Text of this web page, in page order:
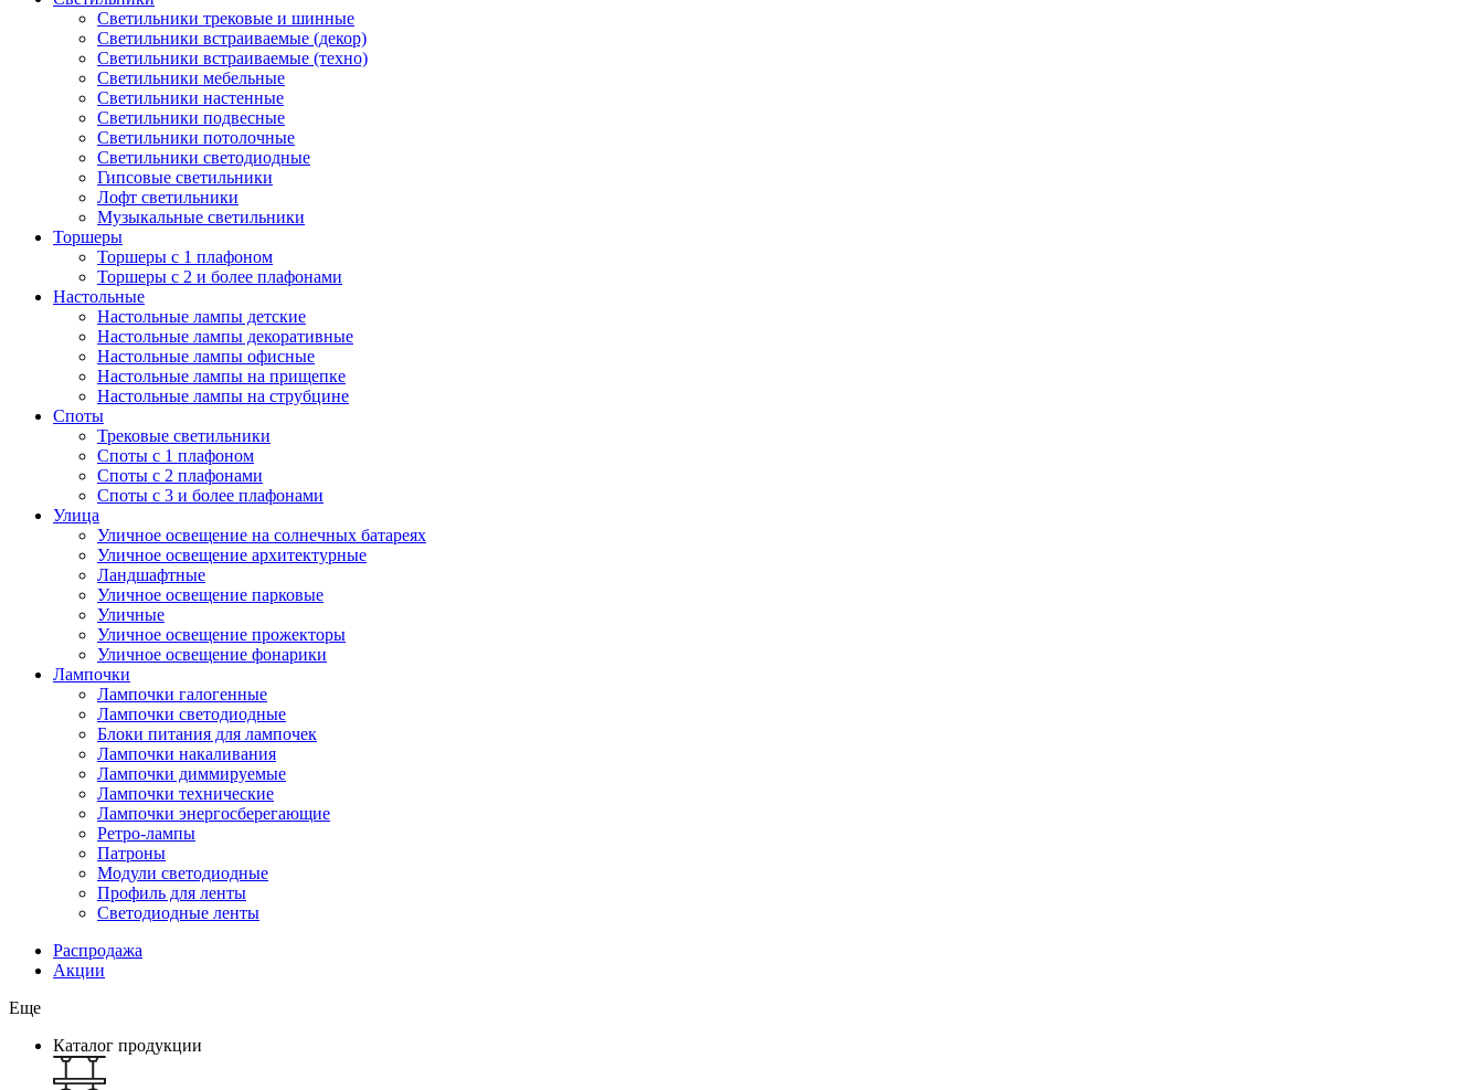
Светильники трековые и шинные
Светильники встраиваемые (декор)
Светильники встраиваемые (техно)
Светильники мебельные
Светильники настенные
Светильники подвесные
Светильники потолочные
Светильники светодиодные
Гипсовые светильники
Лофт светильники
Музыкальные светильники
Торшеры
Торшеры с 1 плафоном
Торшеры с 2 и более плафонами
Настольные
Настольные лампы детские
Настольные лампы декоративные
Настольные лампы офисные
Настольные лампы на прищепке
Настольные лампы на струбцине
Споты
Трековые светильники
Споты с 1 плафоном
Споты с 2 плафонами
Споты с 3 и более плафонами
Улица
Уличное освещение на солнечных батареях
Уличное освещение архитектурные
Ландшафтные
Уличное освещение парковые
Уличные
Уличное освещение прожекторы
Уличное освещение фонарики
Лампочки
Лампочки галогенные
Лампочки светодиодные
Блоки питания для лампочек
Лампочки накаливания
Лампочки диммируемые
Лампочки технические
Лампочки энергосберегающие
Ретро-лампы
Патроны
Модули светодиодные
Профиль для ленты
Светодиодные ленты
Распродажа
Акции
Еще
Каталог продукции